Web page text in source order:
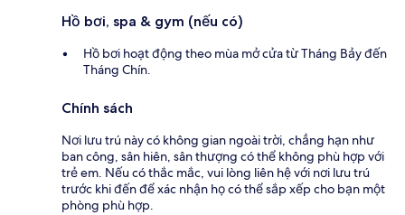
Hồ bơi, spa & gym (nếu có)
Hồ bơi hoạt động theo mùa mở cửa từ Tháng Bảy đến
Tháng Chín.
Chính sách
Nơi lưu trú này có không gian ngoài trời, chẳng hạn như
ban công, sân hiên, sân thượng có thể không phù hợp với
trẻ em. Nếu có thắc mắc, vui lòng liên hệ với nơi lưu trú
trước khi đến để xác nhận họ có thể sắp xếp cho bạn một
phòng phù hợp.